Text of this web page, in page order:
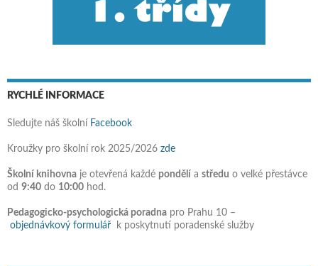
RYCHLÉ INFORMACE
Sledujte náš školní Facebook
Kroužky pro školní rok 2025/2026 zde
Školní knihovna je otevřená každé pondělí a středu o velké přestávce
od 9:40 do 10:00 hod.
Pedagogicko-psychologická poradna pro Prahu 10 –
objednávkový formulář k poskytnutí poradenské služby